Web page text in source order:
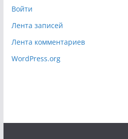
Войти
Лента записей
Лента комментариев
WordPress.org